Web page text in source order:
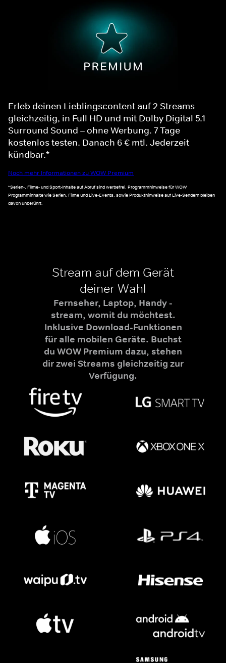
Erleb deinen Lieblingscontent auf 2 Streams
gleichzeitig, in Full HD und mit Dolby Digital 5.1
Surround Sound – ohne Werbung. 7 Tage
kostenlos testen. Danach 6 € mtl. Jederzeit
kündbar.*
Noch mehr Informationen zu WOW Premium
*Serien-, Filme- und Sport-Inhalte auf Abruf sind werbefrei. Programmhinweise für WOW
Programminhalte wie Serien, Filme und Live-Events, sowie Produkthinweise auf Live-Sendern bleiben
davon unberührt.
Stream auf dem Gerät
deiner Wahl
Fernseher, Laptop, Handy -
stream, womit du möchtest.
Inklusive Download-Funktionen
für alle mobilen Geräte. Buchst
du WOW Premium dazu, stehen
dir zwei Streams gleichzeitig zur
Verfügung.